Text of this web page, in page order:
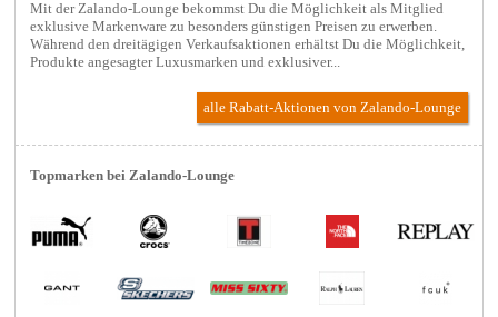
Mit der Zalando-Lounge bekommst Du die Möglichkeit als Mitglied
exklusive Markenware zu besonders günstigen Preisen zu erwerben.
Während den dreitägigen Verkaufsaktionen erhältst Du die Möglichkeit,
Produkte angesagter Luxusmarken und exklusiver...
alle Rabatt-Aktionenvon Zalando-Lounge
Topmarken bei Zalando-Lounge